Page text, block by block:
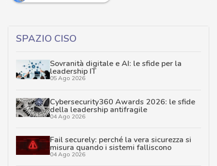
SPAZIO CISO
Sovranità digitale e AI: le sfide per la
leadership IT
05 Ago 2026
Cybersecurity360 Awards 2026: le sfide
della leadership antifragile
04 Ago 2026
Fail securely: perché la vera sicurezza si
misura quando i sistemi falliscono
04 Ago 2026